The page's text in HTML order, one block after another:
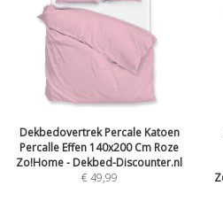
Dekbedovertrek Percale Katoen
Percalle Effen 140x200 Cm Roze
Zo!Home - Dekbed-Discounter.nl
€49,99